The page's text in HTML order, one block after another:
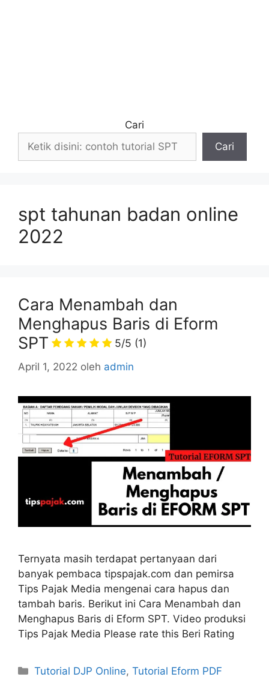
Cari
Cari
spt tahunan badan online
2022
Cara Menambah dan
Menghapus Baris di Eform
SPT
5/5 (1)
April 1, 2022 oleh admin
Ternyata masih terdapat pertanyaan dari
banyak pembaca tipspajak.com dan pemirsa
Tips Pajak Media mengenai cara hapus dan
tambah baris. Berikut ini Cara Menambah dan
Menghapus Baris di Eform SPT. Video produksi
Tips Pajak Media Please rate this Beri Rating
Kategori
Tutorial DJP Online,Tutorial Eform PDF